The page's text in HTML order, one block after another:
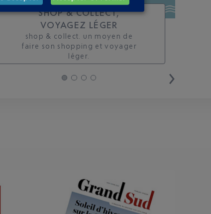
SHOP & COLLECT,
VOYAGEZ LÉGER
shop & collect. un moyen de
faire son shopping et voyager
léger.